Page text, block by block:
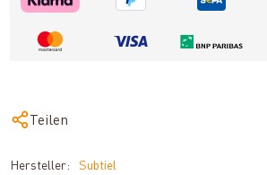
Teilen
Hersteller:
Subtiel